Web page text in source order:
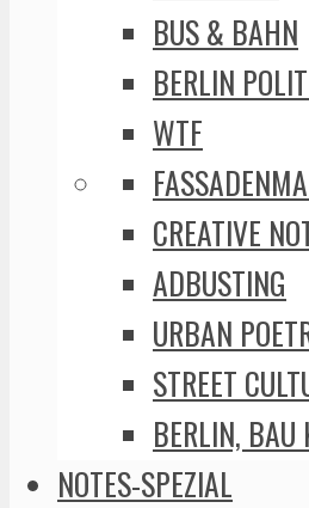
BUS & BAHN
BERLIN
WTF
CREATIVE
ADBUSTING
URBAN
STREET
BERLIN, BAU
NOTES-SPEZIAL